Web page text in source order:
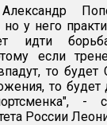
у него
идти
если
то
то
-
России